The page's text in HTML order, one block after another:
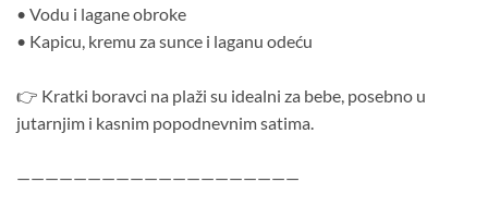
• Vodu i lagane obroke
• Kapicu, kremu za sunce i laganu odeću
👉 Kratki boravci na plaži su idealni za bebe, posebno u
jutarnjim i kasnim popodnevnim satima.
————————————————————